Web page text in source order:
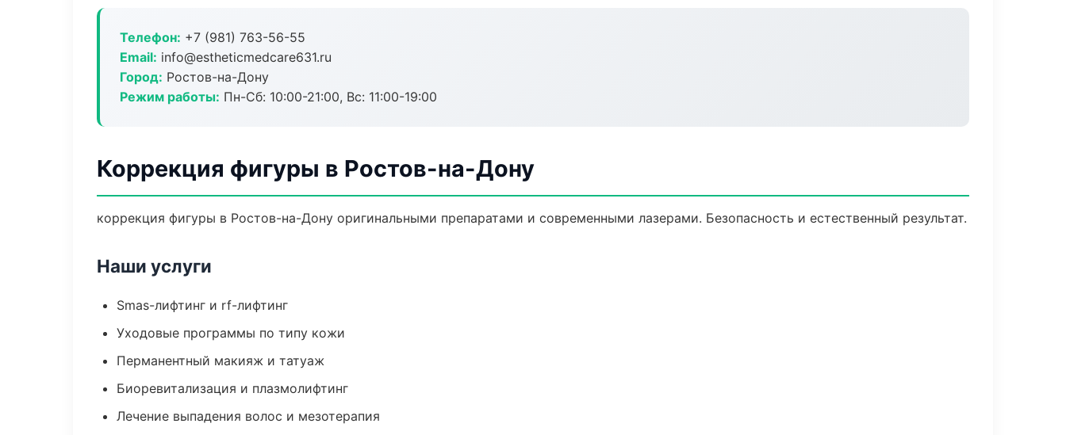
Телефон: +7 (981) 763-56-55
Email: info@estheticmedcare631.ru
Город: Ростов-на-Дону
Режим работы: Пн-Сб: 10:00-21:00, Вс: 11:00-19:00
Коррекция фигуры в Ростов-на-Дону
коррекция фигуры в Ростов-на-Дону оригинальными препаратами и современными лазерами. Безопасность и естественный результат.
Наши услуги
Smas-лифтинг и rf-лифтинг
Уходовые программы по типу кожи
Перманентный макияж и татуаж
Биоревитализация и плазмолифтинг
Лечение выпадения волос и мезотерапия